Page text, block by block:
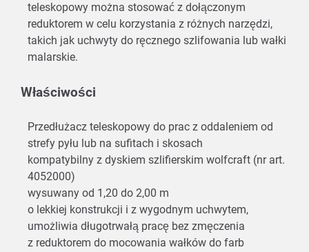
teleskopowy można stosować z dołączonym
reduktorem w celu korzystania z różnych narzędzi,
takich jak uchwyty do ręcznego szlifowania lub wałki
malarskie.
Właściwości
Przedłużacz teleskopowy do prac z oddaleniem od
strefy pyłu lub na sufitach i skosach
kompatybilny z dyskiem szlifierskim wolfcraft (nr art.
4052000)
wysuwany od 1,20 do 2,00 m
o lekkiej konstrukcji i z wygodnym uchwytem,
umożliwia długotrwałą pracę bez zmęczenia
z reduktorem do mocowania wałków do farb